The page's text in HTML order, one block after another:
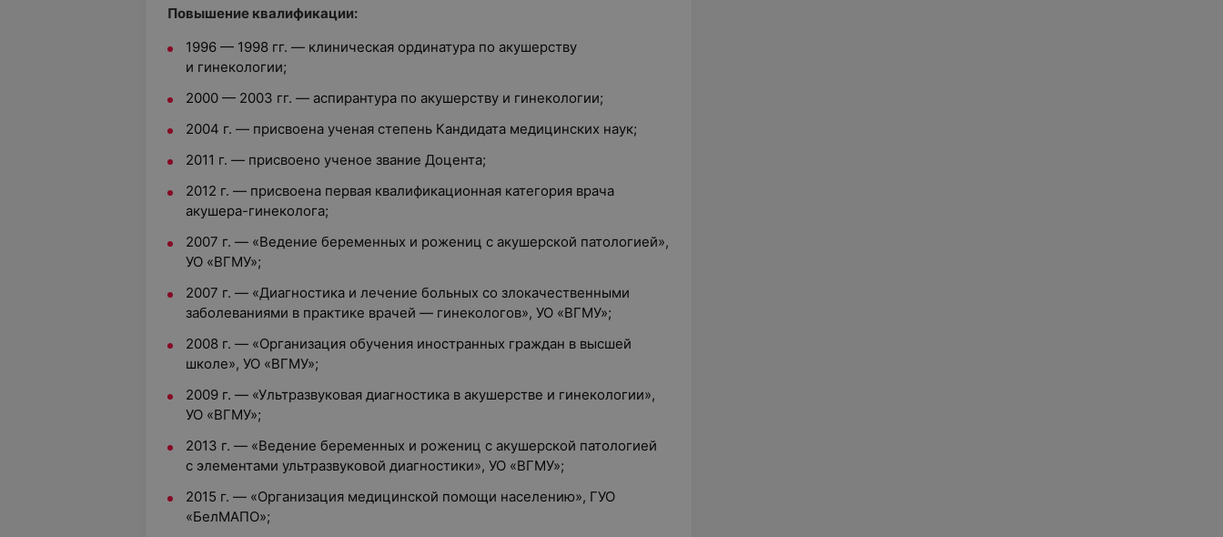
Повышение квалификации:
1996 — 1998 гг. — клиническая ординатура по акушерству
и гинекологии;
2000 — 2003 гг. — аспирантура по акушерству и гинекологии;
2004 г. — присвоена ученая степень Кандидата медицинских наук;
2011 г. — присвоено ученое звание Доцента;
2012 г. — присвоена первая квалификационная категория врача
акушера-гинеколога;
2007 г. — «Ведение беременных и рожениц с акушерской патологией»,
УО «ВГМУ»;
2007 г. — «Диагностика и лечение больных со злокачественными
заболеваниями в практике врачей — гинекологов», УО «ВГМУ»;
2008 г. — «Организация обучения иностранных граждан в высшей
школе», УО «ВГМУ»;
2009 г. — «Ультразвуковая диагностика в акушерстве и гинекологии»,
УО «ВГМУ»;
2013 г. — «Ведение беременных и рожениц с акушерской патологией
с элементами ультразвуковой диагностики», УО «ВГМУ»;
2015 г. — «Организация медицинской помощи населению», ГУО
«БелМАПО»;